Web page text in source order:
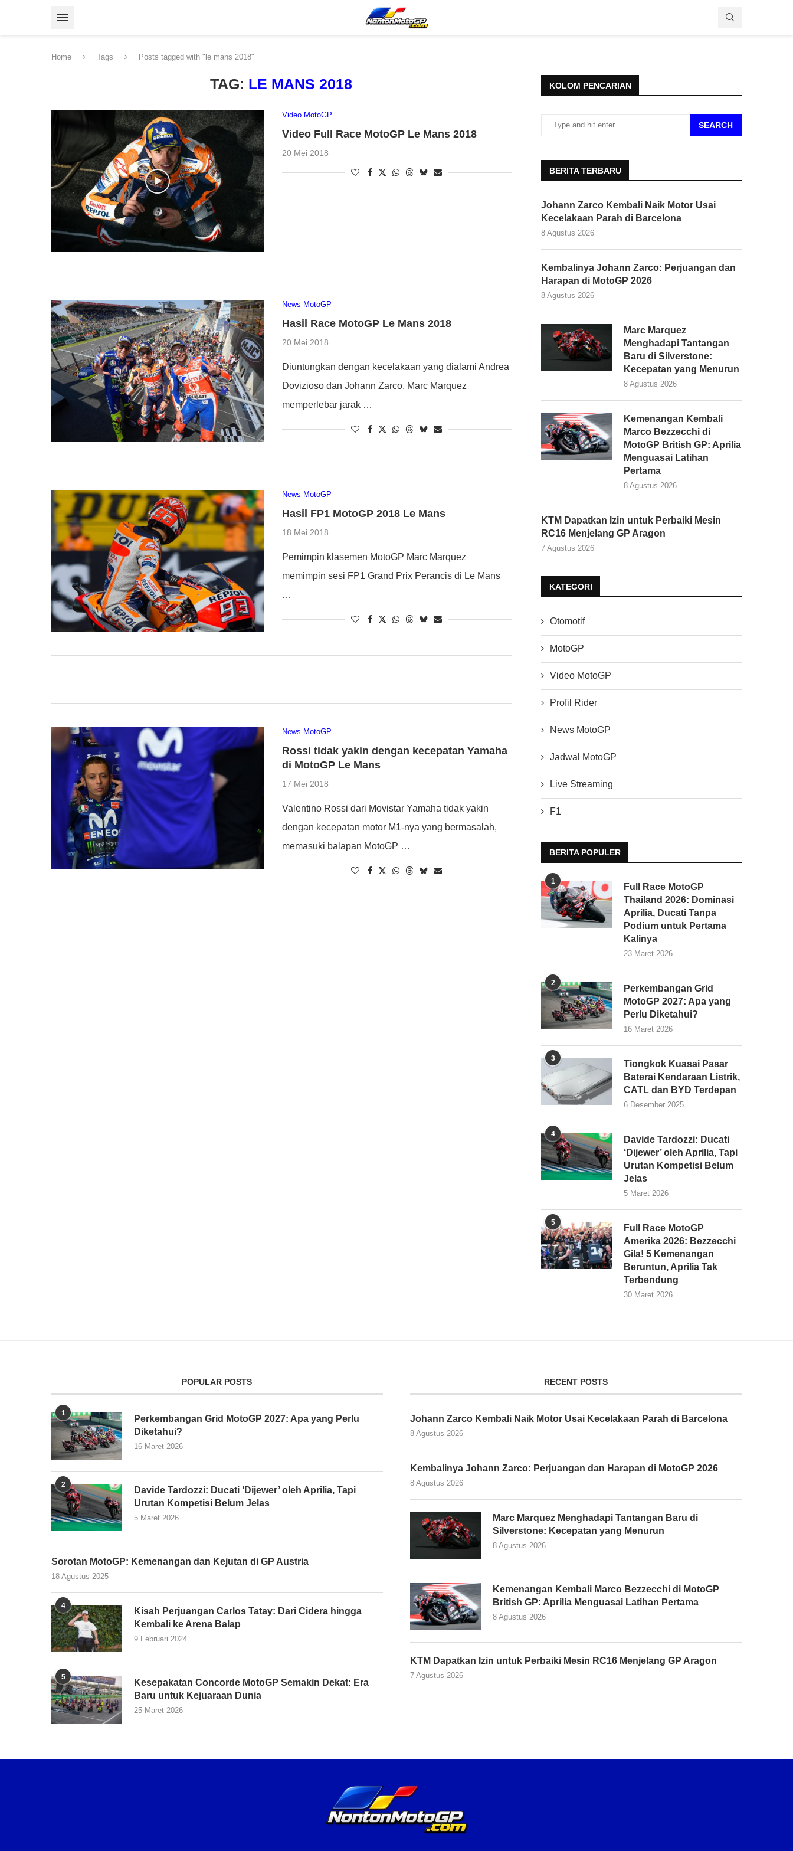
Home Tags Posts tagged with "le mans 2018"
TAG: LE MANS 2018
Video MotoGP
Video Full Race MotoGP Le Mans 2018
20 Mei 2018
News MotoGP
Hasil Race MotoGP Le Mans 2018
20 Mei 2018
Diuntungkan dengan kecelakaan yang dialami Andrea
Dovizioso dan Johann Zarco, Marc Marquez
memperlebar jarak …
News MotoGP
Hasil FP1 MotoGP 2018 Le Mans
18 Mei 2018
Pemimpin klasemen MotoGP Marc Marquez
memimpin sesi FP1 Grand Prix Perancis di Le Mans
…
News MotoGP
Rossi tidak yakin dengan kecepatan Yamaha
di MotoGP Le Mans
17 Mei 2018
Valentino Rossi dari Movistar Yamaha tidak yakin
dengan kecepatan motor M1-nya yang bermasalah,
memasuki balapan MotoGP …
KOLOM PENCARIAN
SEARCH
BERITA TERBARU
Johann Zarco Kembali Naik Motor Usai
Kecelakaan Parah di Barcelona
8 Agustus 2026
Kembalinya Johann Zarco: Perjuangan dan
Harapan di MotoGP 2026
8 Agustus 2026
Marc Marquez
Menghadapi Tantangan
Baru di Silverstone:
Kecepatan yang Menurun
8 Agustus 2026
Kemenangan Kembali
Marco Bezzecchi di
MotoGP British GP: Aprilia
Menguasai Latihan
Pertama
8 Agustus 2026
KTM Dapatkan Izin untuk Perbaiki Mesin
RC16 Menjelang GP Aragon
7 Agustus 2026
KATEGORI
Otomotif
MotoGP
Video MotoGP
Profil Rider
News MotoGP
Jadwal MotoGP
Live Streaming
F1
BERITA POPULER
1
Full Race MotoGP
Thailand 2026: Dominasi
Aprilia, Ducati Tanpa
Podium untuk Pertama
Kalinya
23 Maret 2026
2
Perkembangan Grid
MotoGP 2027: Apa yang
Perlu Diketahui?
16 Maret 2026
3
Tiongkok Kuasai Pasar
Baterai Kendaraan Listrik,
CATL dan BYD Terdepan
6 Desember 2025
4
Davide Tardozzi: Ducati
‘Dijewer’ oleh Aprilia, Tapi
Urutan Kompetisi Belum
Jelas
5 Maret 2026
5
Full Race MotoGP
Amerika 2026: Bezzecchi
Gila! 5 Kemenangan
Beruntun, Aprilia Tak
Terbendung
30 Maret 2026
POPULAR POSTS
1
Perkembangan Grid MotoGP 2027: Apa yang Perlu
Diketahui?
16 Maret 2026
2
Davide Tardozzi: Ducati ‘Dijewer’ oleh Aprilia, Tapi
Urutan Kompetisi Belum Jelas
5 Maret 2026
Sorotan MotoGP: Kemenangan dan Kejutan di GP Austria
18 Agustus 2025
4
Kisah Perjuangan Carlos Tatay: Dari Cidera hingga
Kembali ke Arena Balap
9 Februari 2024
5
Kesepakatan Concorde MotoGP Semakin Dekat: Era
Baru untuk Kejuaraan Dunia
25 Maret 2026
RECENT POSTS
Johann Zarco Kembali Naik Motor Usai Kecelakaan Parah di Barcelona
8 Agustus 2026
Kembalinya Johann Zarco: Perjuangan dan Harapan di MotoGP 2026
8 Agustus 2026
Marc Marquez Menghadapi Tantangan Baru di
Silverstone: Kecepatan yang Menurun
8 Agustus 2026
Kemenangan Kembali Marco Bezzecchi di MotoGP
British GP: Aprilia Menguasai Latihan Pertama
8 Agustus 2026
KTM Dapatkan Izin untuk Perbaiki Mesin RC16 Menjelang GP Aragon
7 Agustus 2026